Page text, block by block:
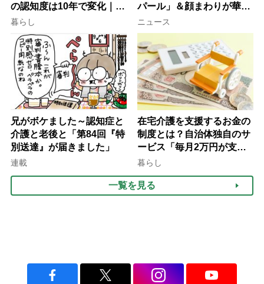
の認知度は10年で変化｜流
行語大賞にノミネート、法
律にも明記されたが果たし
て現在は？
暮らし
パール」＆顔まわりが華や
ぐ「揺れる一粒」の使い分
け方
ニュース
兄がボケました～認知症と
介護と老後と「第84回『特
別送達』が届きました」
連載
在宅介護を支援するお金の
制度とは？自治体独自のサ
ービス「毎月2万円が支給
される」ケースも【FP解
暮らし
一覧を見る